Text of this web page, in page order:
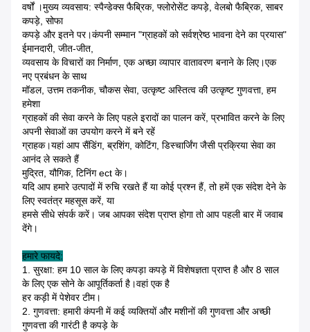
वर्षों ।मुख्य व्यवसाय: स्पैन्डेक्स फैब्रिक, फ्लोरोसेंट कपड़े, वेलबो फैब्रिक, साबर
कपड़े, सोफा
कपड़े और इतने पर।कंपनी सम्मान "ग्राहकों को सर्वश्रेष्ठ भावना देने का प्रयास"
ईमानदारी, जीत-जीत,
व्यवसाय के विचारों का निर्माण, एक अच्छा व्यापार वातावरण बनाने के लिए।एक
नए प्रबंधन के साथ
मॉडल, उत्तम तकनीक, चौकस सेवा, उत्कृष्ट अस्तित्व की उत्कृष्ट गुणवत्ता, हम
हमेशा
ग्राहकों की सेवा करने के लिए पहले इरादों का पालन करें, प्रभावित करने के लिए
अपनी सेवाओं का उपयोग करने में बने रहें
ग्राहक।यहां आप सैंडिंग, ब्रशिंग, कोटिंग, डिस्चार्जिंग जैसी प्रक्रिया सेवा का
आनंद ले सकते हैं
मुद्रित, यौगिक, टिनिंग ect के।
यदि आप हमारे उत्पादों में रुचि रखते हैं या कोई प्रश्न हैं, तो हमें एक संदेश देने के
लिए स्वतंत्र महसूस करें, या
हमसे सीधे संपर्क करें। जब आपका संदेश प्राप्त होगा तो आप पहली बार में जवाब
देंगे।
हमारे फायदे:
1. सुरक्षा: हम 10 साल के लिए कपड़ा कपड़े में विशेषज्ञता प्राप्त है और 8 साल
के लिए एक सोने के आपूर्तिकर्ता है।वहां एक है
हर कड़ी में पेशेवर टीम।
2. गुणवत्ता: हमारी कंपनी में कई व्यक्तियों और मशीनों की गुणवत्ता और अच्छी
गुणवत्ता की गारंटी है कपड़े के